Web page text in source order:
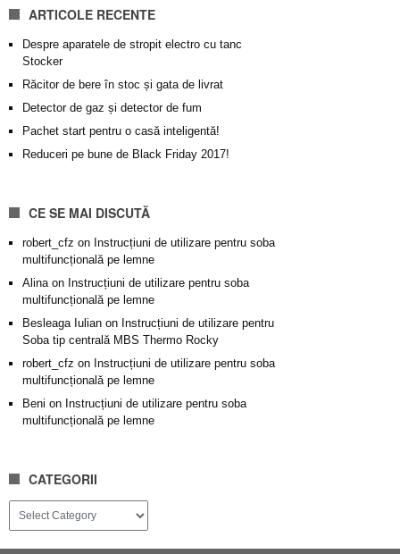
ARTICOLE RECENTE
Despre aparatele de stropit electro cu tanc
Stocker
Răcitor de bere în stoc și gata de livrat
Detector de gaz și detector de fum
Pachet start pentru o casă inteligentă!
Reduceri pe bune de Black Friday 2017!
CE SE MAI DISCUTĂ
robert_cfz on Instrucțiuni de utilizare pentru soba
multifuncțională pe lemne
Alinaon Instrucțiuni de utilizare pentru soba
multifuncțională pe lemne
Besleaga Iulian on Instrucțiuni de utilizare pentru
Soba tip centrală MBS Thermo Rocky
robert_cfz on Instrucțiuni de utilizare pentru soba
multifuncțională pe lemne
Beni on Instrucțiuni de utilizare pentru soba
multifuncțională pe lemne
CATEGORII
Categorii